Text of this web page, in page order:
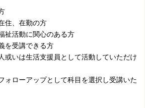
住、在勤の方
祉活動に関心のある方
を受講できる方
或いは生活支援員として活動していただけ
ォローアップとして科目を選択し受講いた